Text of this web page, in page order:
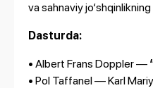
va sahnaviy
Dasturda:
• Albert Frans Doppler —
• Pol Taffanel — Karl